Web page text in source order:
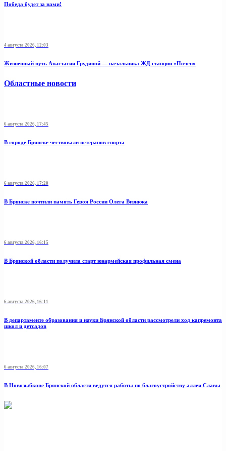
Победа будет за нами!
4 августа 2026, 12:03
Жизненный путь Анастасии Грудиной — начальника ЖД станции «Почеп»
Областные новости
6 августа 2026, 17:45
В городе Брянске чествовали ветеранов спорта
6 августа 2026, 17:20
В Брянске почтили память Героя России Олега Визнюка
6 августа 2026, 16:15
В Брянской области получила старт юнармейская профильная смена
6 августа 2026, 16:11
В департаменте образования и науки Брянской области рассмотрели ход капремонта
школ и детсадов
6 августа 2026, 16:07
В Новозыбкове Брянской области ведутся работы по благоустройству аллеи Славы